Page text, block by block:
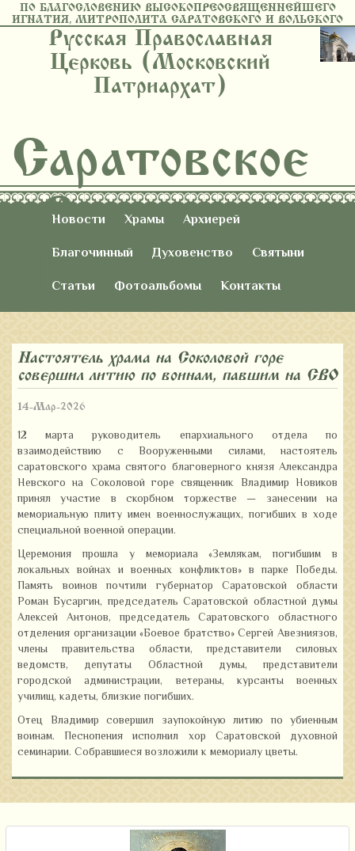
ПО БЛАГОСЛОВЕНИЮ ВЫСОКОПРЕОСВЯЩЕННЕЙШЕГО
ИГНАТИЯ, МИТРОПОЛИТА САРАТОВСКОГО И ВОЛЬСКОГО
Русская Православная
Церковь (Московский
Патриархат)
Саратовское
Восточное
Благочиние
Новости Храмы
Архиерей
Благочинный
Духовенство
Святыни
Статьи
Фотоальбомы Контакты
Настоятель храма на Соколовой горе
совершил литию по воинам, павшим на СВО
14-Мар-2026
12 марта руководитель епархиального отдела по
взаимодействию с Вооруженными силами, настоятель
саратовского храма святого благоверного князя Александра
Невского на Соколовой горе священник Владимир Новиков
принял участие в скорбном торжестве — занесении на
мемориальную плиту имен военнослужащих, погибших в ходе
специальной военной операции.
Церемония прошла у мемориала «Землякам, погибшим в
локальных войнах и военных конфликтов» в парке Победы.
Память воинов почтили губернатор Саратовской области
Роман Бусаргин, председатель Саратовской областной думы
Алексей Антонов, председатель Саратовского областного
отделения организации «Боевое братство» Сергей Авезниязов,
члены правительства области, представители силовых
ведомств, депутаты Областной думы, представители
городской администрации, ветераны, курсанты военных
училищ, кадеты, близкие погибших.
Отец Владимир совершил заупокойную литию по убиенным
воинам. Песнопения исполнил хор Саратовской духовной
семинарии. Собравшиеся возложили к мемориалу цветы.